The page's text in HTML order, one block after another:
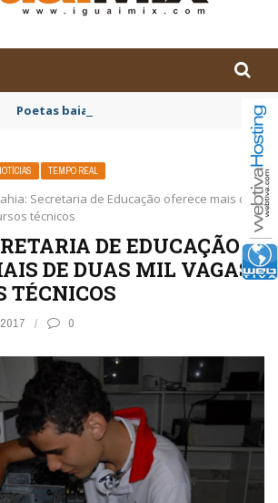
Poetas baianos representam o Brasil no
TEMPO REAL
Secretaria de Educação oferece mais de
técnicos
DE EDUCAÇÃO
DE DUAS MIL VAGAS
TÉCNICOS
0